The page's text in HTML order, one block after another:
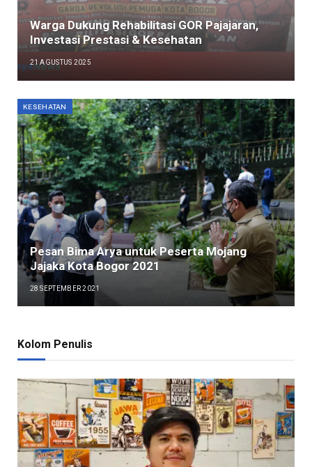
Warga Dukung Rehabilitasi GOR Pajajaran,
Investasi Prestasi & Kesehatan
21 AGUSTUS 2025
KESEHATAN
Pesan Bima Arya untuk Peserta Mojang
Jajaka Kota Bogor 2021
28 SEPTEMBER 2021
Kolom Penulis